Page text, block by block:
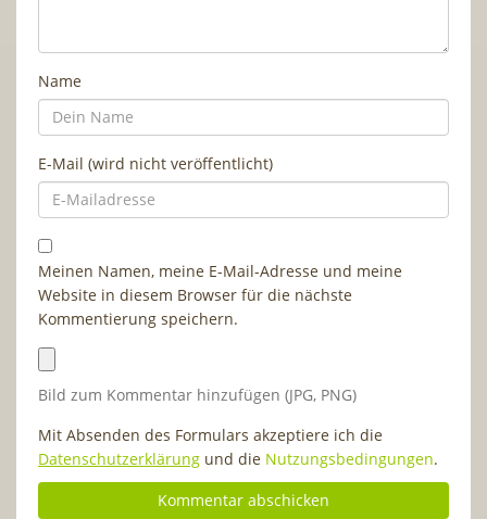
Name
E-Mail (wird nicht veröffentlicht)
Meinen Namen, meine E-Mail-Adresse und meine
Website in diesem Browser für die nächste
Kommentierung speichern.
Bild zum Kommentar hinzufügen (JPG, PNG)
Mit Absenden des Formulars akzeptiere ich die
Datenschutzerklärung und die Nutzungsbedingungen.